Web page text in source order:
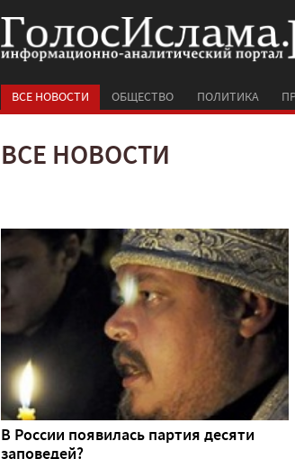
ВСЕ НОВОСТИ ОБЩЕСТВО ПОЛИТИКА
ВСЕ НОВОСТИ
В России появилась партия десяти
заповедей?